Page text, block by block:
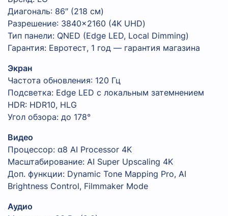
Диагональ: 86″ (218 см)
Разрешение: 3840×2160 (4K UHD)
Тип панели: QNED (Edge LED, Local Dimming)
Гарантия: Евротест, 1 год — гарантия магазина
Экран
Частота обновления: 120 Гц
Подсветка: Edge LED с локальным затемнением
HDR: HDR10, HLG
Угол обзора: до 178°
Видео
Процессор: α8 AI Processor 4K
Масштабирование: AI Super Upscaling 4K
Доп. функции: Dynamic Tone Mapping Pro, AI
Brightness Control, Filmmaker Mode
Аудио